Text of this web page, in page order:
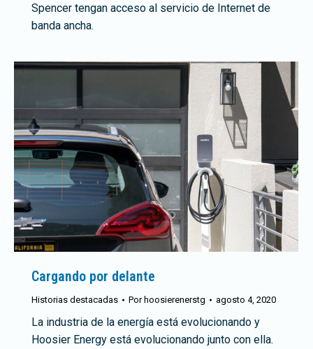
Spencer tengan acceso al servicio de Internet de
banda ancha.
Cargando por delante
Historias destacadas Por hoosierenerstg agosto 4, 2020
La industria de la energía está evolucionando y
Hoosier Energy está evolucionando junto con ella.